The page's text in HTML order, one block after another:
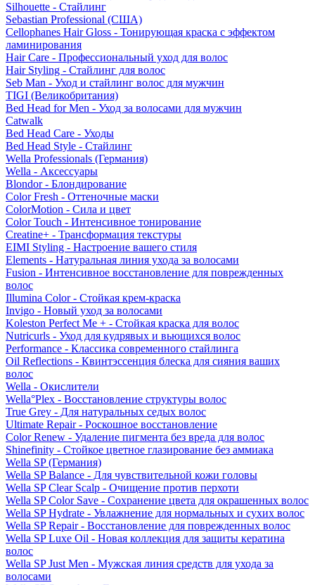
Silhouette - Стайлинг
Sebastian Professional (США)
Cellophanes Hair Gloss - Тонирующая краска с эффектом
ламинирования
Hair Care - Профессиональный уход для волос
Hair Styling - Стайлинг для волос
Seb Man - Уход и стайлинг волос для мужчин
TIGI (Великобритания)
Bed Head for Men - Уход за волосами для мужчин
Catwalk
Bed Head Care - Уходы
Bed Head Style - Стайлинг
Wella Professionals (Германия)
Wella - Аксессуары
Blondor - Блондирование
Color Fresh - Оттеночные маски
ColorMotion - Сила и цвет
Color Touch - Интенсивное тонирование
Creatine+ - Трансформация текстуры
EIMI Styling - Настроение вашего стиля
Elements - Натуральная линия ухода за волосами
Fusion - Интенсивное восстановление для поврежденных
волос
Illumina Color - Стойкая крем-краска
Invigo - Новый уход за волосами
Koleston Perfect Me + - Стойкая краска для волос
Nutricurls - Уход для кудрявых и вьющихся волос
Performance - Классика современного стайлинга
Oil Reflections - Квинтэссенция блеска для сияния ваших
волос
Wella - Окислители
Wella°Plex - Восстановление структуры волос
True Grey - Для натуральных седых волос
Ultimate Repair - Роскошное восстановление
Color Renew - Удаление пигмента без вреда для волос
Shinefinity - Стойкое цветное глазирование без аммиака
Wella SP (Германия)
Wella SP Balance - Для чувствительной кожи головы
Wella SP Clear Scalp - Очищение против перхоти
Wella SP Color Save - Сохранение цвета для окрашенных волос
Wella SP Hydrate - Увлажнение для нормальных и сухих волос
Wella SP Repair - Восстановление для поврежденных волос
Wella SP Luxe Oil - Новая коллекция для защиты кератина
волос
Wella SP Just Men - Мужская линия средств для ухода за
волосами